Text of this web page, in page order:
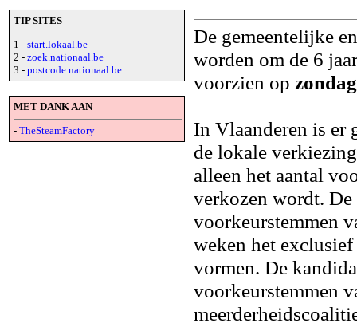
TIP SITES
1 - start.lokaal.be
2 - zoek.nationaal.be
3 - postcode.nationaal.be
MET DANK AAN
- TheSteamFactory
De gemeentelijke
worden om de 6
voorzien op
In Vlaanderen is er
de lokale
alleen het aantal
verkozen wordt. De
voorkeurstemmen
weken het
vormen. De
voorkeurstemmen